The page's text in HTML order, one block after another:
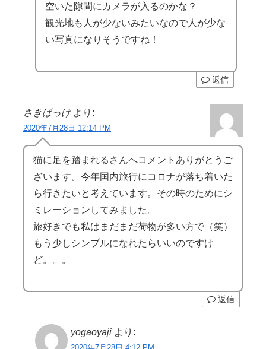
空いた隙間にカメラが入るのかな？
観光地も人が少ないみたいなので人が少な
い写真になりそうですね！
返信
さきばっけ より:
2020年7月28日 12:14 PM
猫に足を踏まれるさんへコメントありがとうご
ざいます。今年国内旅行にコロナが落ち着いた
ら行きたいと考えています。その時のためにシ
ミレーションしてみました。
旅好きでも私はまだまだ荷物が多い方で（笑）
もう少しシンプルになれたらいいのですけ
ど。。。
返信
yogaoyaji より: